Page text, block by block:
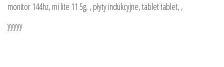
monitor 144hz, mi lite 11 5g, , płyty indukcyjne, tablet tablet, ,
yyyyy